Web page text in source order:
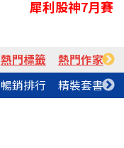
犀利股神7月賽
熱門標籤 熱門作家
暢銷排行 精裝套書